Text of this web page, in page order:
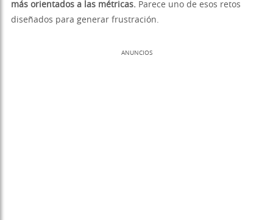
más orientados a las métricas. Parece uno de esos retos
diseñados para generar frustración.
ANUNCIOS